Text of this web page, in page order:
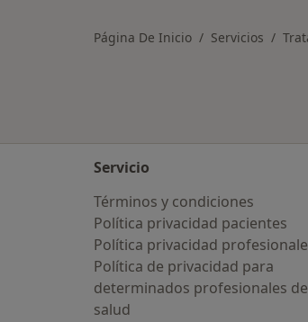
Página De Inicio Servicios
Servicio
Términos y condiciones
Política privacidad pacientes
Política privacidad
Política de privacidad para
determinados profesionales
salud